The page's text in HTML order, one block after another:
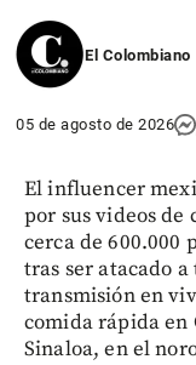
El Colombiano
05 de agosto de 2026
El influencer
por sus videos de
cerca de 600.000
tras ser atacado
transmisión en
comida rápida en
Sinaloa, en el